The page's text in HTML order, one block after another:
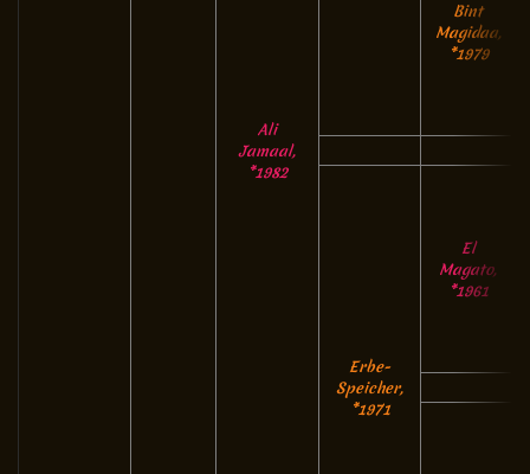
Ali
Jamaal,
*1982
Bint
Magidaa,
*1979
Erbe-
Speicher,
*1971
El
Magato,
*1961